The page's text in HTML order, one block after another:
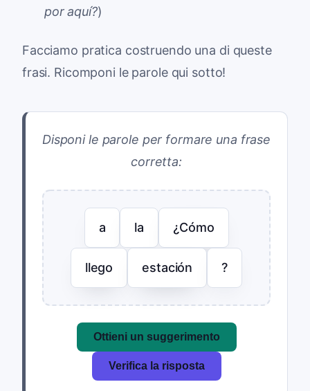
por aquí?)
Facciamo pratica costruendo una di queste
frasi. Ricomponi le parole qui sotto!
Disponi le parole per formare una frase
corretta:
a la ¿Cómo
llego estación ?
Ottieni un suggerimento
Verifica la risposta